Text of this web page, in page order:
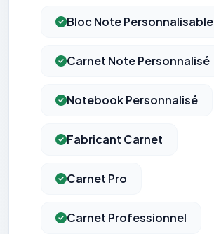
Bloc Note Personnalisable
Carnet Note Personnalisé
Notebook Personnalisé
Fabricant Carnet
Carnet Pro
Carnet Professionnel